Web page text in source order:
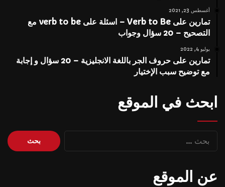
أغسطس 23, 2021
تمارين على Verb to Be – اسئلة على verb to be مع
التصحيح – 20 سؤال وجواب
يوليو 4, 2022
تمارين على حروف الجر باللغة الانجليزية – 20 سؤال و إجابة
مع توضيح سبب الإختيار
ابحث في الموقع
البحث
عن:
عن الموقع